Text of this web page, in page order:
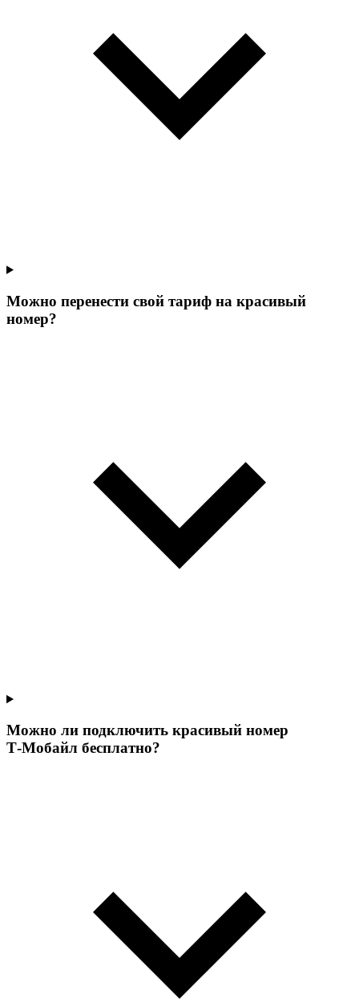
Можно перенести свой тариф на красивый
номер?
Можно ли подключить красивый номер
Т‑Мобайл бесплатно?